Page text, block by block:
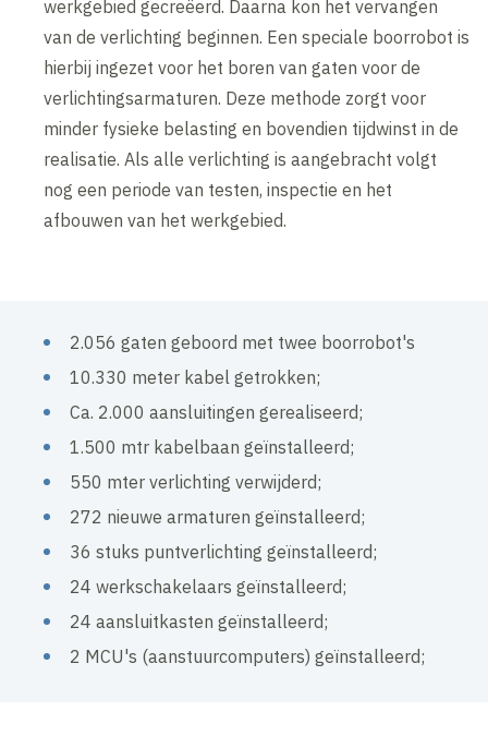
werkgebied gecreëerd. Daarna kon het vervangen
van de verlichting beginnen. Een speciale boorrobot is
hierbij ingezet voor het boren van gaten voor de
verlichtingsarmaturen. Deze methode zorgt voor
minder fysieke belasting en bovendien tijdwinst in de
realisatie. Als alle verlichting is aangebracht volgt
nog een periode van testen, inspectie en het
afbouwen van het werkgebied.
2.056 gaten geboord met twee boorrobot's
10.330 meter kabel getrokken;
Ca. 2.000 aansluitingen gerealiseerd;
1.500 mtr kabelbaan geïnstalleerd;
550 mter verlichting verwijderd;
272 nieuwe armaturen geïnstalleerd;
36 stuks puntverlichting geïnstalleerd;
24 werkschakelaars geïnstalleerd;
24 aansluitkasten geïnstalleerd;
2 MCU's (aanstuurcomputers) geïnstalleerd;